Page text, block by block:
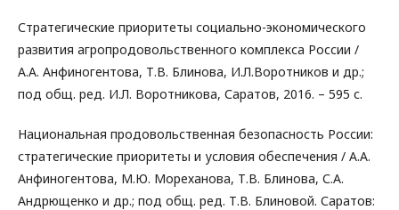
Стратегические приоритеты социально-экономического
развития агропродовольственного комплекса России /
А.А. Анфиногентова, Т.В. Блинова, И.Л.Воротников и др.;
под общ. ред. И.Л. Воротникова, Саратов, 2016. – 595 с.
Национальная продовольственная безопасность России:
стратегические приоритеты и условия обеспечения / А.А.
Анфиногентова, М.Ю. Мореханова, Т.В. Блинова, С.А.
Андрющенко и др.; под общ. ред. Т.В. Блиновой. Саратов: